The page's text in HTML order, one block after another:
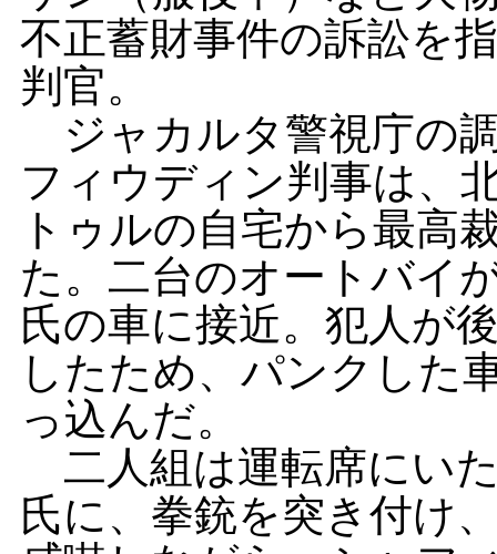
不正蓄財事件の訴訟を
判官。
ジャカルタ警視庁の
フィウディン判事は、
トゥルの自宅から最高
た。二台のオートバイ
氏の車に接近。犯人が
したため、パンクした
っ込んだ。
二人組は運転席にい
氏に、拳銃を突き付け